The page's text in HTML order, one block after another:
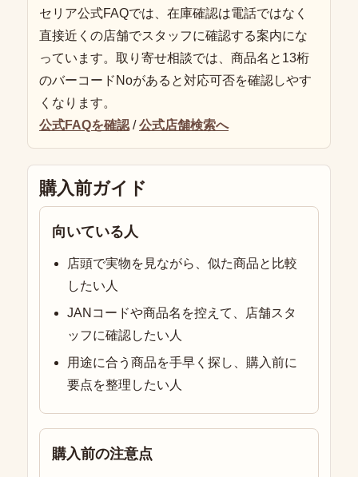
セリア公式FAQでは、在庫確認は電話ではなく
直接近くの店舗でスタッフに確認する案内にな
っています。取り寄せ相談では、商品名と13桁
のバーコードNoがあると対応可否を確認しやす
くなります。
公式FAQを確認 /公式店舗検索へ
購入前ガイド
向いている人
店頭で実物を見ながら、似た商品と比較
したい人
JANコードや商品名を控えて、店舗スタ
ッフに確認したい人
用途に合う商品を手早く探し、購入前に
要点を整理したい人
購入前の注意点